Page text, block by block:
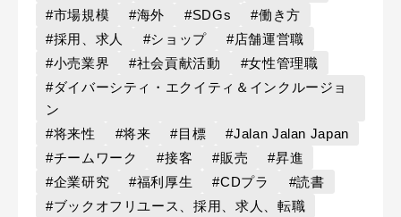
#市場規模
#海外 #SDGs
#働き方
#採用、求人
#ショップ
#店舗運営職
#小売業界
#社会貢献活動
#女性管理職
#ダイバーシティ・エクイティ＆インクルージョ
ン
#将来性
#将来 #目標
#Jalan Jalan Japan
#チームワーク
#接客 #販売
#昇進
#企業研究
#福利厚生 #CDプラ
#読書
#ブックオフリユース、採用、求人、転職